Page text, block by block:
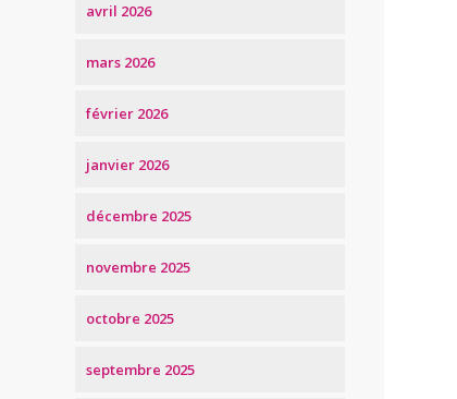
avril 2026
mars 2026
février 2026
janvier 2026
décembre 2025
novembre 2025
octobre 2025
septembre 2025